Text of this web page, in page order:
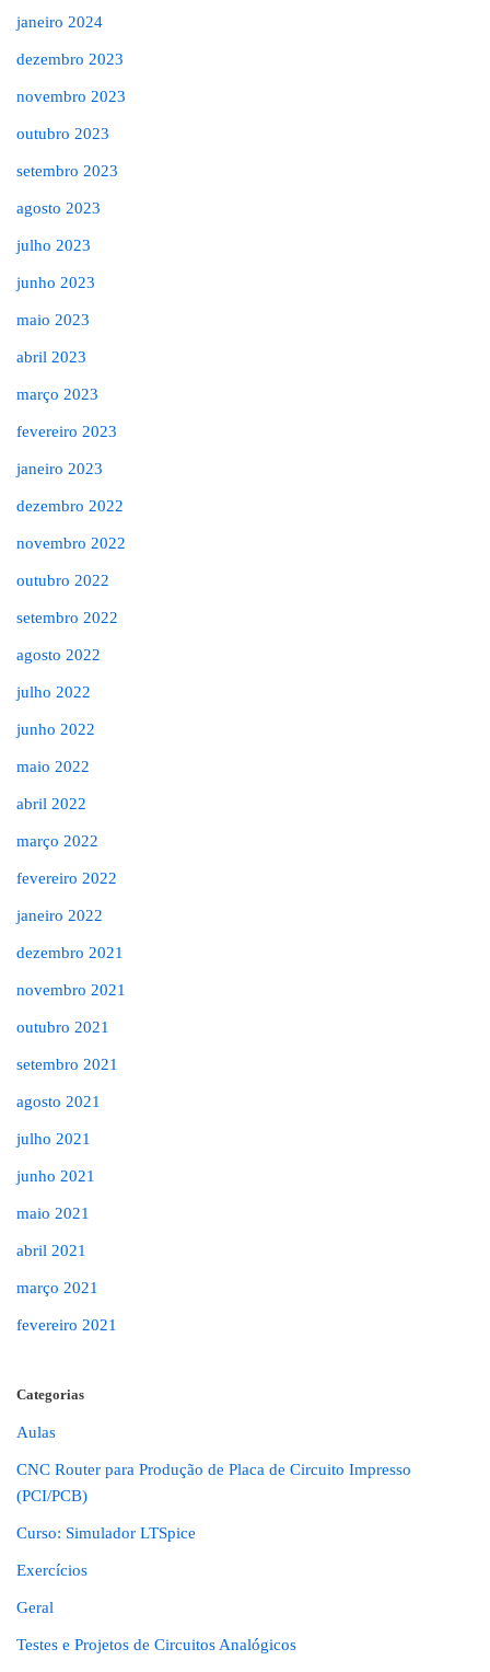
janeiro 2024
dezembro 2023
novembro 2023
outubro 2023
setembro 2023
agosto 2023
julho 2023
junho 2023
maio 2023
abril 2023
março 2023
fevereiro 2023
janeiro 2023
dezembro 2022
novembro 2022
outubro 2022
setembro 2022
agosto 2022
julho 2022
junho 2022
maio 2022
abril 2022
março 2022
fevereiro 2022
janeiro 2022
dezembro 2021
novembro 2021
outubro 2021
setembro 2021
agosto 2021
julho 2021
junho 2021
maio 2021
abril 2021
março 2021
fevereiro 2021
Categorias
Aulas
CNC Router para Produção de Placa de Circuito Impresso
(PCI/PCB)
Curso: Simulador LTSpice
Exercícios
Geral
Testes e Projetos de Circuitos Analógicos